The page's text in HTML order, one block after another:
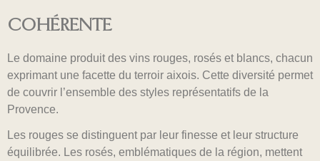
COHÉRENTE
Le domaine produit des vins rouges, rosés et blancs, chacun
exprimant une facette du terroir aixois. Cette diversité permet
de couvrir l’ensemble des styles représentatifs de la
Provence.
Les rouges se distinguent par leur finesse et leur structure
équilibrée. Les rosés, emblématiques de la région, mettent